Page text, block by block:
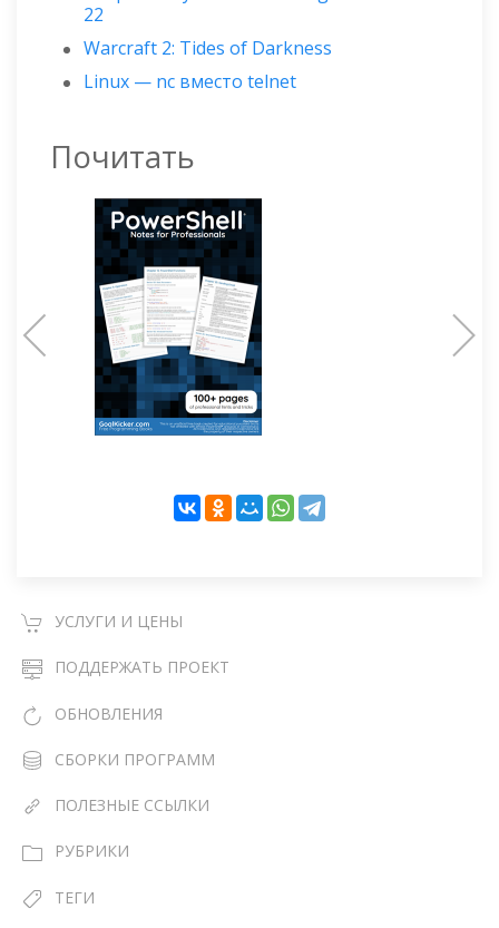
22
Warcraft 2: Tides of Darkness
Linux — nc вместо telnet
Почитать
УСЛУГИ И ЦЕНЫ
ПОДДЕРЖАТЬ ПРОЕКТ
ОБНОВЛЕНИЯ
СБОРКИ ПРОГРАММ
ПОЛЕЗНЫЕ ССЫЛКИ
РУБРИКИ
ТЕГИ